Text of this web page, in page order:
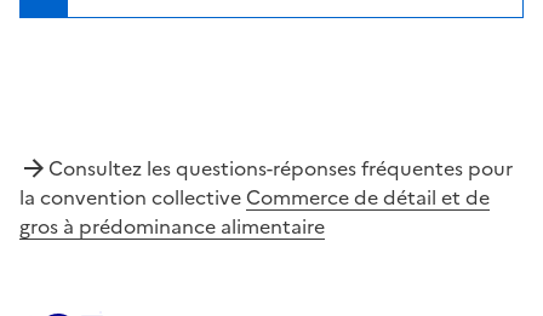
Consultez les questions-réponses fréquentes pour
la convention collective Commerce de détail et de
gros à prédominance alimentaire